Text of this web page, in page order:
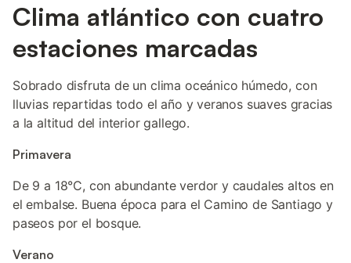
Clima atlántico con cuatro
estaciones marcadas
Sobrado disfruta de un clima oceánico húmedo, con
lluvias repartidas todo el año y veranos suaves gracias
a la altitud del interior gallego.
Primavera
De 9 a 18°C, con abundante verdor y caudales altos en
el embalse. Buena época para el Camino de Santiago y
paseos por el bosque.
Verano